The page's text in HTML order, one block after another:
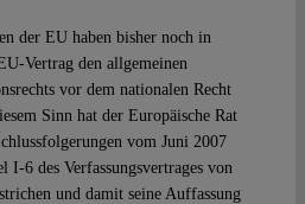
der EU haben bisher noch in
Vertrag den allgemeinen
vor dem nationalen Recht
Sinn hat der Europäische Rat
vom Juni 2007
I-6 des Verfassungsvertrages von
und damit seine Auffassung